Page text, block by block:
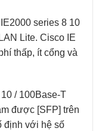
series 8 10
Lite. Cisco IE
thấp, ít cổng và
/ 100Base-T
được [SFP] trên
định với hệ số